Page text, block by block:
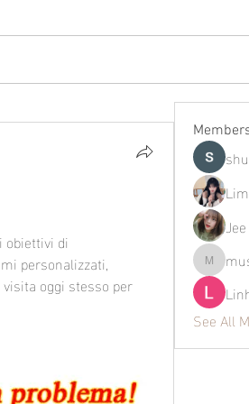
obiettivi di
personalizzati,
oggi stesso per
See All